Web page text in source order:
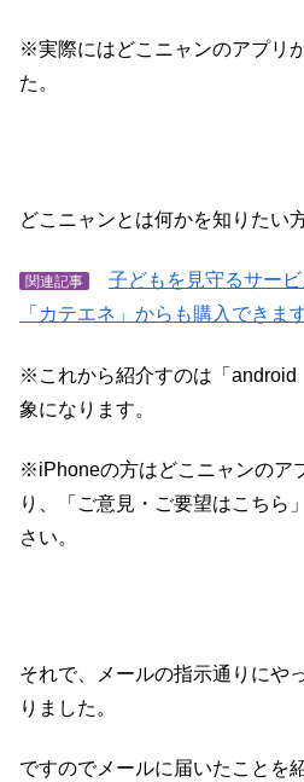
※実際にはどこニャンのアプリ
た。
どこニャンとは何かを知りたい
関連記事
子どもを見守るサー
「カテエネ」からも購入できま
※これから紹介すのは「android
象になります。
※iPhoneの方はどこニャンのア
り、「ご意見・ご要望はこちら
さい。
それで、メールの指示通りにや
りました。
ですのでメールに届いたことを